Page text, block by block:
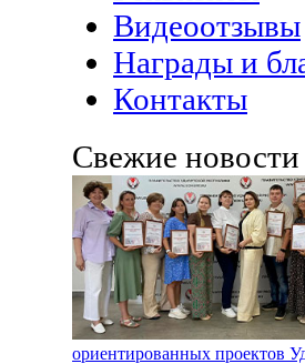
Видеоотзывы
Награды и
Контакты
Свежие
ориентированных проектов